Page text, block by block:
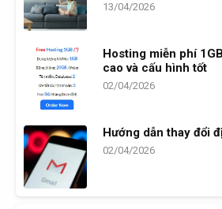
13/04/2026
Hosting miễn phí
cao và cấu hình tốt
02/04/2026
Hướng dẫn thay đổi
02/04/2026